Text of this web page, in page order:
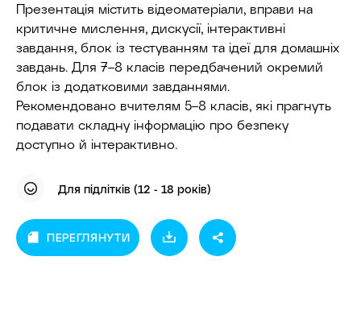
Презентація містить відеоматеріали, вправи на
критичне мислення, дискусії, інтерактивні
завдання, блок із тестуванням та ідеї для домашніх
завдань. Для 7–8 класів передбачений окремий
блок із додатковими завданнями.
Рекомендовано вчителям 5–8 класів, які прагнуть
подавати складну інформацію про безпеку
доступно й інтерактивно.
Для підлітків (12 - 18 років)
ПЕРЕГЛЯНУТИ